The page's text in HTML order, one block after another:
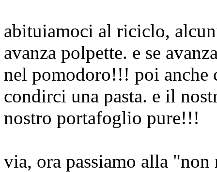
abituiamoci al riciclo,
avanza polpette. e se
nel pomodoro!!! poi anche
condirci una pasta. e il
nostro portafoglio pure!!!
via, ora passiamo alla